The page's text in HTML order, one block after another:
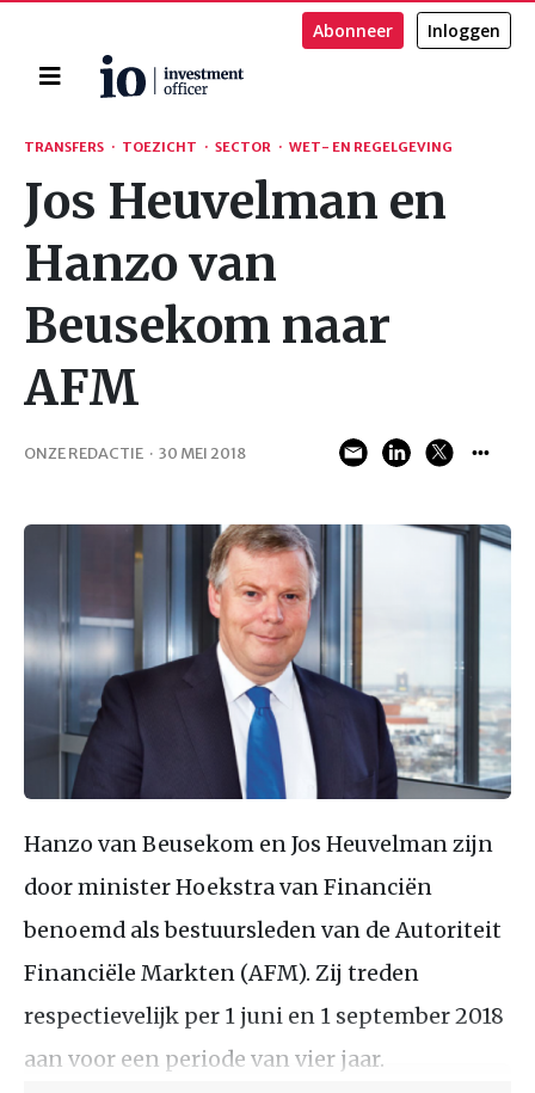
Home
Abonneer Inloggen
Zoeken
TRANSFERS · TOEZICHT · SECTOR · WET- EN REGELGEVING
Jos Heuvelman en
Hanzo van
Beusekom naar
AFM
ONZE REDACTIE · 30 MEI 2018
Hanzo van Beusekom en Jos Heuvelman zijn
door minister Hoekstra van Financiën
benoemd als bestuursleden van de Autoriteit
Financiële Markten (AFM). Zij treden
respectievelijk per 1 juni en 1 september 2018
aan voor een periode van vier jaar.